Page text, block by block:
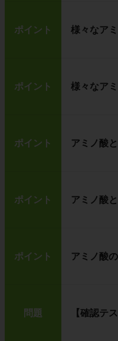
ポイント 様々なア
ポイント 様々なア
ポイント アミノ酸
ポイント アミノ酸
ポイント アミノ酸
問題 【確認テ